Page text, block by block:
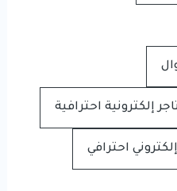
إلكترونية احترافية
احترافي